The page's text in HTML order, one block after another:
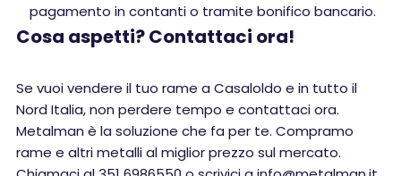
pagamento in contanti o tramite bonifico bancario.
Cosa aspetti? Contattaci ora!
Se vuoi vendere il tuo rame a Casaloldo e in tutto il
Nord Italia, non perdere tempo e contattaci ora.
Metalman è la soluzione che fa per te. Compramo
rame e altri metalli al miglior prezzo sul mercato.